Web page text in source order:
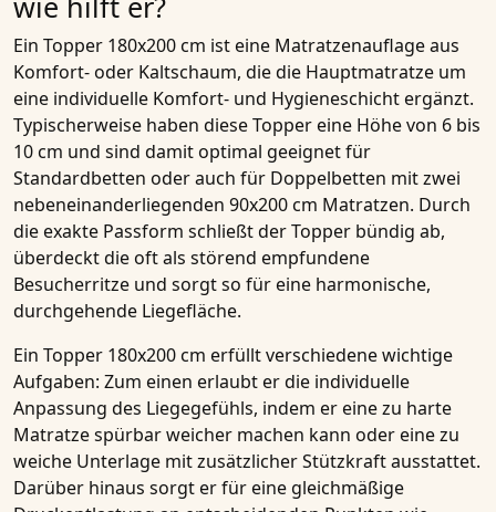
Ein Topper 180x200 cm ist eine Matratzenauflage aus
Komfort- oder Kaltschaum, die die Hauptmatratze um
eine individuelle Komfort- und Hygieneschicht ergänzt.
Typischerweise haben diese Topper eine Höhe von 6 bis
10 cm und sind damit optimal geeignet für
Standardbetten oder auch für Doppelbetten mit zwei
nebeneinanderliegenden 90x200 cm Matratzen. Durch
die exakte Passform schließt der Topper bündig ab,
überdeckt die oft als störend empfundene
Besucherritze und sorgt so für eine harmonische,
durchgehende Liegefläche.
Ein Topper 180x200 cm erfüllt verschiedene wichtige
Aufgaben: Zum einen erlaubt er die individuelle
Anpassung des Liegegefühls, indem er eine zu harte
Matratze spürbar weicher machen kann oder eine zu
weiche Unterlage mit zusätzlicher Stützkraft ausstattet.
Darüber hinaus sorgt er für eine gleichmäßige